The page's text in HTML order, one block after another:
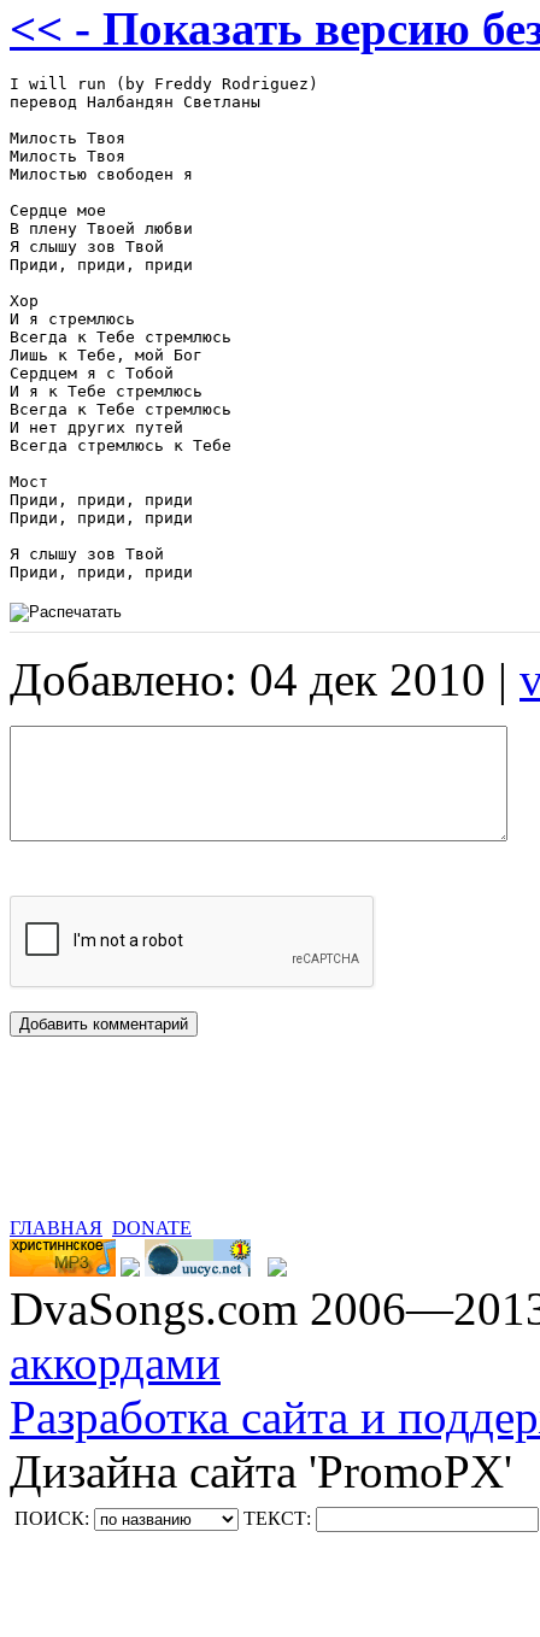
<< - Показать версию
I will run (by Freddy Rodriguez)
перевод Налбандян Светланы
Милость Твоя
Милость Твоя
Милостью свободен я
Сердце мое
В плену Твоей любви
Я слышу зов Твой
Приди, приди, приди
Хор
И я стремлюсь
Всегда к Тебе стремлюсь
Лишь к Тебе, мой Бог
Сердцем я с Тобой
И я к Тебе стремлюсь
Всегда к Тебе стремлюсь
И нет других путей
Всегда стремлюсь к Тебе
Мост
Приди, приди, приди
Приди, приди, приди
Я слышу зов Твой
Добавлено: 04 дек 2010 |
ГЛАВНАЯ DONATE
DvaSongs.com
аккордами
Разработка сайта и
Дизайна сайта 'PromoPX'
ПОИСК: ТЕКСТ: